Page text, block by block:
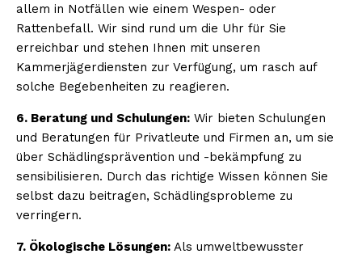
allem in Notfällen wie einem Wespen- oder
Rattenbefall. Wir sind rund um die Uhr für Sie
erreichbar und stehen Ihnen mit unseren
Kammerjägerdiensten zur Verfügung, um rasch auf
solche Begebenheiten zu reagieren.
6. Beratung und Schulungen: Wir bieten Schulungen
und Beratungen für Privatleute und Firmen an, um sie
über Schädlingsprävention und -bekämpfung zu
sensibilisieren. Durch das richtige Wissen können Sie
selbst dazu beitragen, Schädlingsprobleme zu
verringern.
7. Ökologische Lösungen: Als umweltbewusster